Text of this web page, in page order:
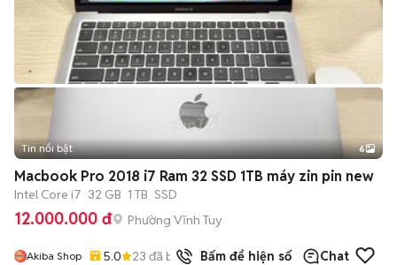
+2
Tin nổi bật 6
Macbook Pro 2018 i7 Ram 32 SSD 1TB máy zin pin new
Intel Core i7 32 GB 1 TB SSD
12.000.000 đ Phường Vĩnh Tuy
Akiba Shop 5.0 23 đã bán Bấm để hiện số Chat